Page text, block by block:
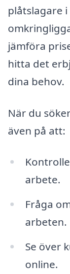
plåtslagare
jämföra
hitta det
dina behov.
När du
även på att:
arbete.
Fråga
arbeten.
Se över
online.